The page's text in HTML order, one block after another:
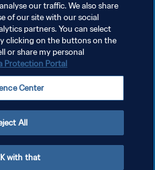
إدارة تفضيلات ملفات تعريف الارتباط
our traffic. We also share
of our site with our social
partners. You can select
clicking on the buttons on the
or share my personal
Protection Portal
Center
All
with that